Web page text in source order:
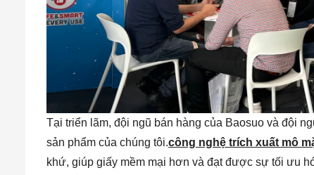
Tại triển lãm, đội ngũ bán hàng của Baosuo và đội
sản phẩm của chúng tôi.công nghệ trích xuất mô
khứ, giúp giấy mềm mại hơn và đạt được sự tối ưu